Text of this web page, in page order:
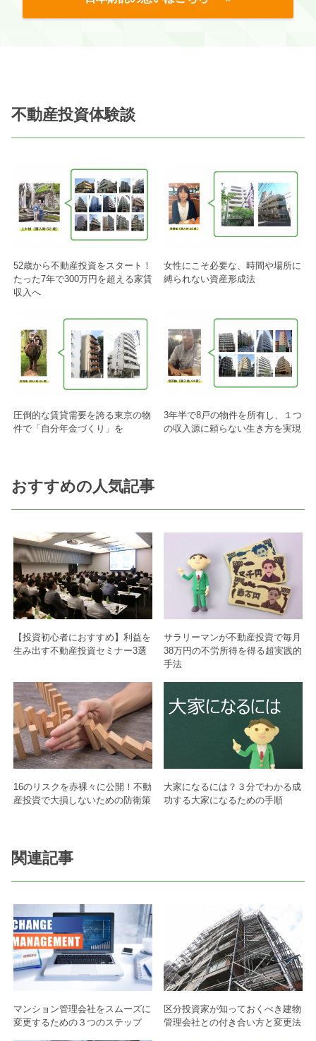
不動産投資体験談
52歳から不動産投資をスタート！
たった7年で300万円を超える家賃
収入へ
女性にこそ必要な、時間や場所に
縛られない資産形成法
圧倒的な賃貸需要を誇る東京の物
件で「自分年金づくり」を
3年半で8戸の物件を所有し、１つ
の収入源に頼らない生き方を実現
おすすめの人気記事
【投資初心者におすすめ】利益を
生み出す不動産投資セミナー3選
サラリーマンが不動産投資で毎月
38万円の不労所得を得る超実践的
手法
16のリスクを赤裸々に公開！不動
産投資で大損しないための防衛策
大家になるには？３分でわかる成
功する大家になるための手順
関連記事
マンション管理会社をスムーズに
変更するための３つのステップ
区分投資家が知っておくべき建物
管理会社との付き合い方と変更法